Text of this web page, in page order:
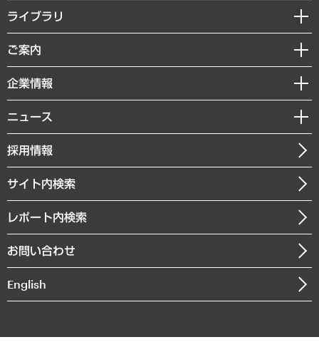
経営戦略
組織・人事戦略
デジタルイノベーション
共生・ダイバーシティ
GRC（ガバナンス・リスク・コンプライアンス）・防災（政策）
経済・産業・雇用・労働
まちづくり・観光・交通・スポーツ・スマートシティ
自然資源・農林水産業・食料システム
ライブラリ
経済調査
レポート
コラム
経営用語集
受託・受注実績（官公庁関連）
メディア掲載・出演
ご案内
セミナー・イベント情報
MUFGビジネスセミナー
受託案件情報
企業情報
私たちの想い
社長メッセージ
会社概要
沿革
組織図・本部部室紹介
インドネシア現地法人
個人情報保護方針
ニュース
ニュースリリース
お知らせ
採用情報
サイト内検索
レポート内検索
お問い合わせ
English